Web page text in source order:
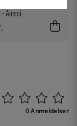
Alessi
0 Anmeldelser